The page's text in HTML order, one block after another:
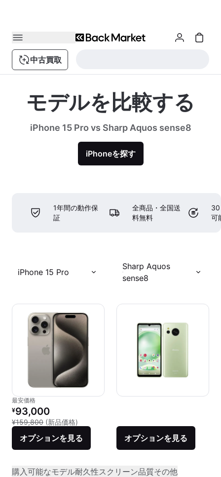
中古買取
モデルを比較する
iPhone 15 Pro vs Sharp Aquos sense8
iPhoneを探す
1年間の動作保
証
全商品・全国送
料無料
30
可
iPhone 15 Pro
Sharp Aquos
sense8
最安価格
リファービッシュ品の価格：
¥93,000
¥159,800 (新品価格)
オプションを見る オプションを見る
購入可能なモデル耐久性スクリーン品質その他